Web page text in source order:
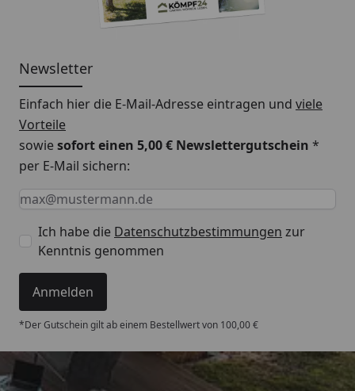
Newsletter
Einfach hier die E-Mail-Adresse eintragen und viele
Vorteile
sowiesofort einen 5,00 € Newslettergutschein *
per E-Mail sichern:
Keine Eingabe erforderlich
Eingabe erforderlich
E-Mail *
Ich habe die Datenschutzbestimmungen zur
Kenntnis genommen
Anmelden
*Der Gutschein gilt ab einem Bestellwert von 100,00 €